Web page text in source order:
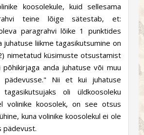
koosolekule, kuid sellesama
teine lõige sätestab, et:
paragrahvi lõike 1 punktides
juhatuse liikme tagasikutsumine on
nimetatud küsimuste otsustamist
anda juhatuse või muu
pädevusse." Nii et kui juhatuse
tagasikutsujaks oli üldkoosoleku
volinike koosolek, on see otsus
kuna volinike koosolekul ei ole
pädevust.